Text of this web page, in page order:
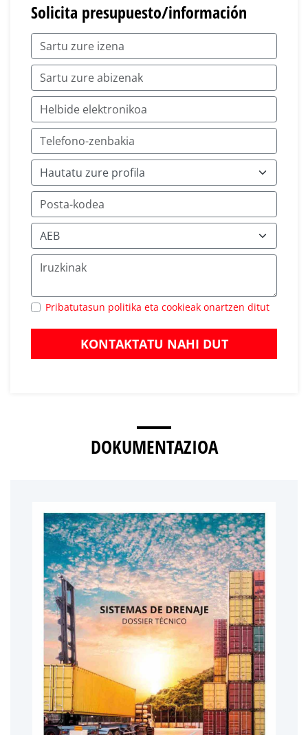
Solicita presupuesto/información
Pribatutasun politika eta cookieak onartzen ditut
KONTAKTATU NAHI DUT
DOKUMENTAZIOA